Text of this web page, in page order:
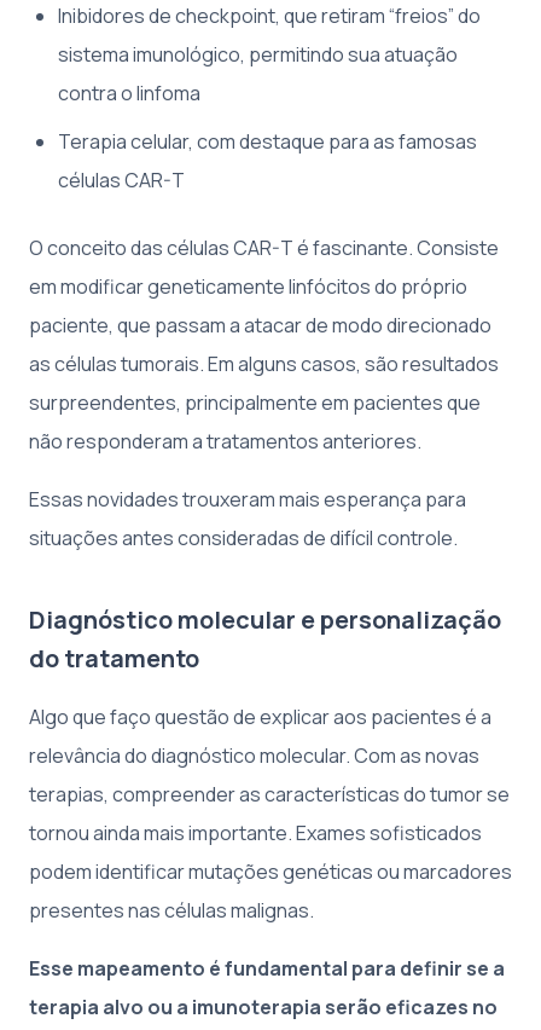
Inibidores de checkpoint, que retiram “freios” do
sistema imunológico, permitindo sua atuação
contra o linfoma
Terapia celular, com destaque para as famosas
células CAR-T
O conceito das células CAR-T é fascinante. Consiste
em modificar geneticamente linfócitos do próprio
paciente, que passam a atacar de modo direcionado
as células tumorais. Em alguns casos, são resultados
surpreendentes, principalmente em pacientes que
não responderam a tratamentos anteriores.
Essas novidades trouxeram mais esperança para
situações antes consideradas de difícil controle.
Diagnóstico molecular e personalização
do tratamento
Algo que faço questão de explicar aos pacientes é a
relevância do diagnóstico molecular. Com as novas
terapias, compreender as características do tumor se
tornou ainda mais importante. Exames sofisticados
podem identificar mutações genéticas ou marcadores
presentes nas células malignas.
Esse mapeamento é fundamental para definir se a
terapia alvo ou a imunoterapia serão eficazes no